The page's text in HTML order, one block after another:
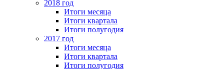
2018 год
Итоги месяца
Итоги квартала
Итоги полугодия
2017 год
Итоги месяца
Итоги квартала
Итоги полугодия